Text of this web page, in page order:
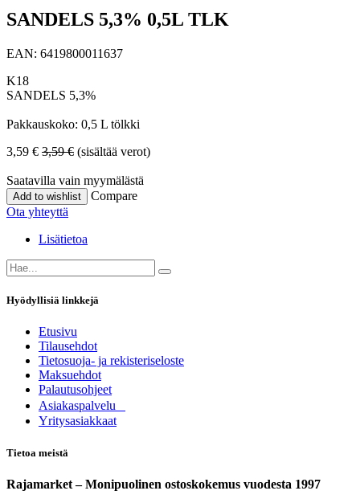
SANDELS 5,3% 0,5L TLK
EAN: 6419800011637
K18
SANDELS 5,3%
Pakkauskoko: 0,5 L tölkki
3,59 € 3,59€ (sisältää verot)
Saatavilla vain myymälästä
Add to wishlist
Compare
Ota yhteyttä
Lisätietoa
Hyödyllisiä linkkejä
Etusivu
Tilausehdot
Tietosuoja- ja rekisteriseloste
Maksuehdot
Palautusohjeet
Asia​k​aspalvelu
​Yritysasiakkaat
Tietoa meistä
Rajamarket – Monipuolinen ostoskokemus vuodesta 1997